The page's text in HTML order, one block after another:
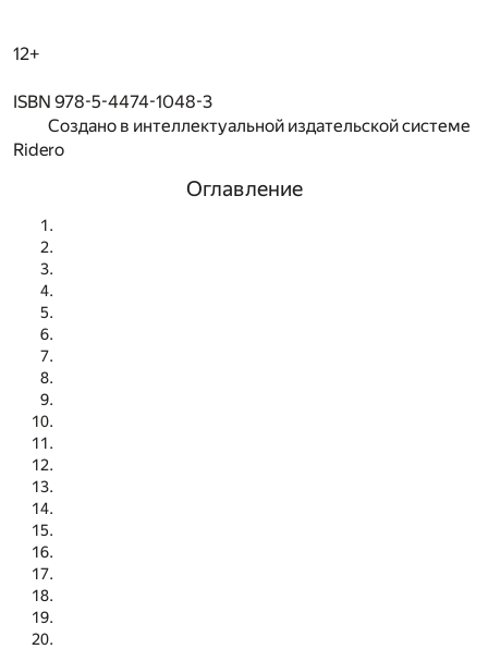
12+
ISBN 978-5-4474-1048-3
Создано в интеллектуальной издательской системе
Ridero
Оглавление